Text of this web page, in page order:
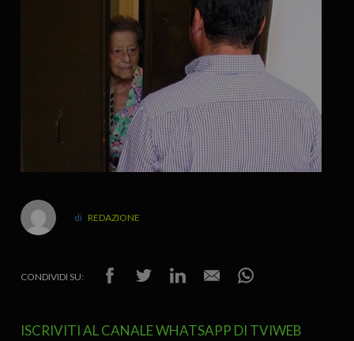
REDAZIONE
CONDIVIDI SU:
ISCRIVITI AL CANALE WHATSAPP DI TVIWEB